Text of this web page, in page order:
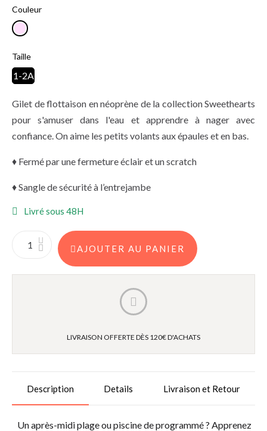
Couleur
Taille
1-2A
Gilet de flottaison en néoprène de la collection Sweethearts
pour s'amuser dans l'eau et apprendre à nager avec
confiance. On aime les petits volants aux épaules et en bas.
♦ Fermé par une fermeture éclair et un scratch
♦ Sangle de sécurité à l’entrejambe
Livré sous 48H
AJOUTER AU PANIER
LIVRAISON OFFERTE DÈS 120€ D'ACHATS
Description Details Livraison et Retour
Un après-midi plage ou piscine de programmé ? Apprenez